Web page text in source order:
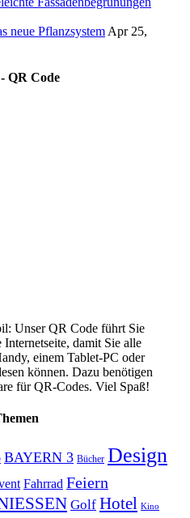
neue Pflanzsystem Apr 25,
QR Code
Unser QR Code führt Sie
damit Sie alle
einem Tablet-PC oder
können. Dazu benötigen
für QR-Codes. Viel Spaß!
BAYERN 3 Bücher Design
Fahrrad Feiern
Golf Hotel Kino